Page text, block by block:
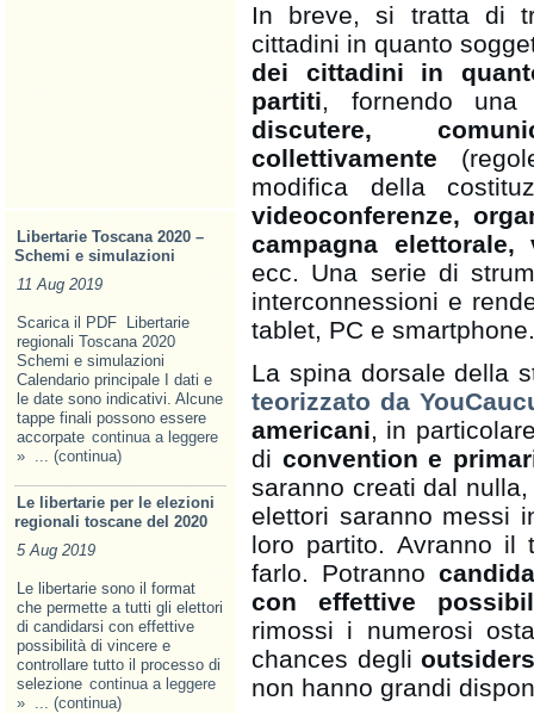
Libertarie Toscana 2020 –
Schemi e simulazioni
11 Aug 2019
Scarica il PDF Libertarie
regionali Toscana 2020
Schemi e simulazioni
Calendario principale I dati e
le date sono indicativi. Alcune
tappe finali possono essere
accorpate continua a leggere
» ... (continua)
Le libertarie per le elezioni
regionali toscane del 2020
5 Aug 2019
Le libertarie sono il format
che permette a tutti gli elettori
di candidarsi con effettive
possibilità di vincere e
controllare tutto il processo di
selezione continua a leggere
» ... (continua)
In breve, si tratta di
cittadini in quanto
dei cittadini in
partiti, fornendo
discutere,
collettivamente
modifica della
videoconferenze,
campagna
ecc. Una serie di
interconnessioni e
tablet, PC e smartphone.
La spina dorsale della
teorizzato da
americani, in
di convention e
saranno creati dal
elettori saranno messi
loro partito. Avranno il
farlo. Potranno
con effettive
rimossi i numerosi
chances degli
non hanno grandi